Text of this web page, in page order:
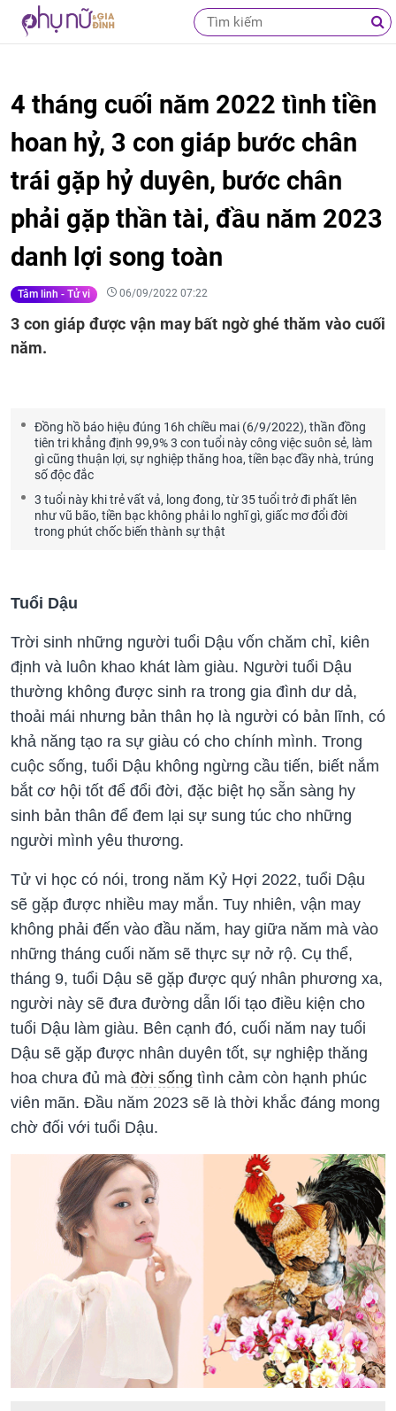
4 tháng cuối năm 2022 tình tiền
hoan hỷ, 3 con giáp bước chân
trái gặp hỷ duyên, bước chân
phải gặp thần tài, đầu năm 2023
danh lợi song toàn
Tâm linh - Tử vi 06/09/2022 07:22
3 con giáp được vận may bất ngờ ghé thăm vào cuối
năm.
Đồng hồ báo hiệu đúng 16h chiều mai (6/9/2022), thần đồng
tiên tri khẳng định 99,9% 3 con tuổi này công việc suôn sẻ, làm
gì cũng thuận lợi, sự nghiệp thăng hoa, tiền bạc đầy nhà, trúng
số độc đắc
3 tuổi này khi trẻ vất vả, long đong, từ 35 tuổi trở đi phất lên
như vũ bão, tiền bạc không phải lo nghĩ gì, giấc mơ đổi đời
trong phút chốc biến thành sự thật
Tuổi Dậu
Trời sinh những người tuổi Dậu vốn chăm chỉ, kiên
định và luôn khao khát làm giàu. Người tuổi Dậu
thường không được sinh ra trong gia đình dư dả,
thoải mái nhưng bản thân họ là người có bản lĩnh, có
khả năng tạo ra sự giàu có cho chính mình. Trong
cuộc sống, tuổi Dậu không ngừng cầu tiến, biết nắm
bắt cơ hội tốt để đổi đời, đặc biệt họ sẵn sàng hy
sinh bản thân để đem lại sự sung túc cho những
người mình yêu thương.
Tử vi học có nói, trong năm Kỷ Hợi 2022, tuổi Dậu
sẽ gặp được nhiều may mắn. Tuy nhiên, vận may
không phải đến vào đầu năm, hay giữa năm mà vào
những tháng cuối năm sẽ thực sự nở rộ. Cụ thể,
tháng 9, tuổi Dậu sẽ gặp được quý nhân phương xa,
người này sẽ đưa đường dẫn lối tạo điều kiện cho
tuổi Dậu làm giàu. Bên cạnh đó, cuối năm nay tuổi
Dậu sẽ gặp được nhân duyên tốt, sự nghiệp thăng
hoa chưa đủ mà đời sống tình cảm còn hạnh phúc
viên mãn. Đầu năm 2023 sẽ là thời khắc đáng mong
chờ đối với tuổi Dậu.